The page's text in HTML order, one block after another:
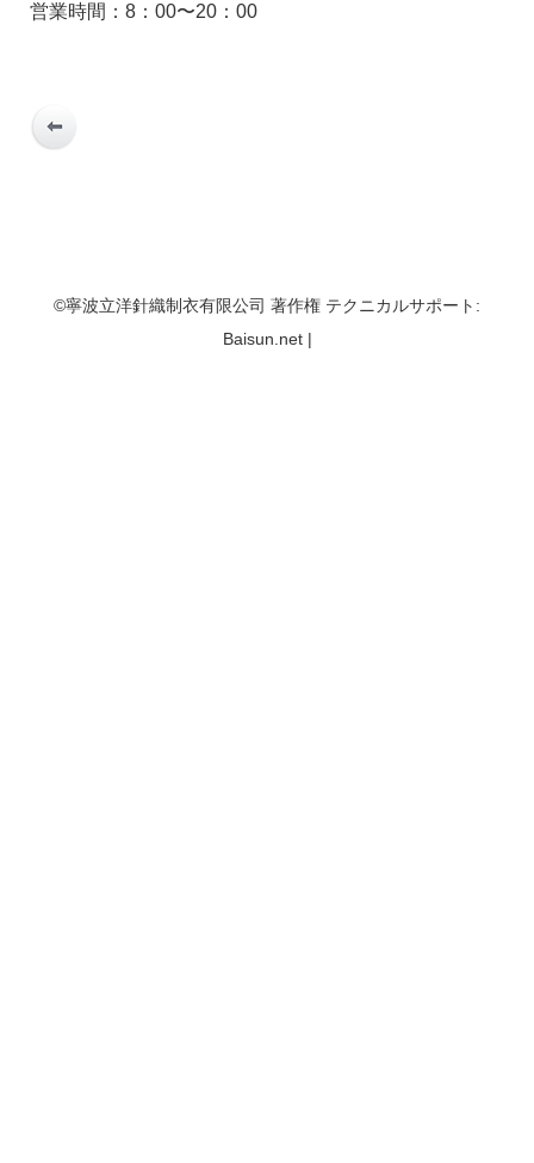
営業時間：8：00〜20：00
©寧波立洋針織制衣有限公司 著作権 テクニカルサポート:
Baisun.net |